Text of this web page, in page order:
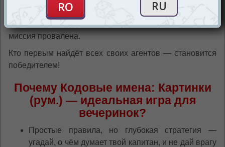
найден! Ошиблись? В лучшем случае, это агент
соперников. В худшем — ловушка или убийца, и тогда
миссия провалена.
Кто первым найдёт всех своих агентов — становится
победителем!
Почему Кодовые имена: Картинки
(рум.) — идеальная игра для
вечеринок?
Простые правила, но глубокая стратегия —
угадай, о чём думает твой капитан, и не дай врагу